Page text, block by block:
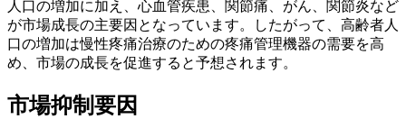
人口の増加に加え、心血管疾患、関節痛、がん、関節炎など
が市場成長の主要因となっています。したがって、高齢者人
口の増加は慢性疼痛治療​​のための疼痛管理機器の需要を高
め、市場の成長を促進すると予想されます。
市場抑制要因